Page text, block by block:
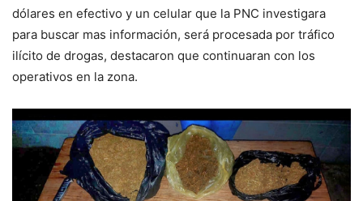
dólares en efectivo y un celular que la PNC investigara
para buscar mas información, será procesada por tráfico
ilícito de drogas, destacaron que continuaran con los
operativos en la zona.